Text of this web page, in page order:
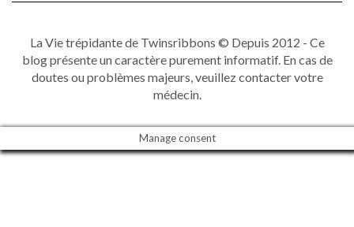
La Vie trépidante de Twinsribbons © Depuis 2012 - Ce
blog présente un caractère purement informatif. En cas de
doutes ou problèmes majeurs, veuillez contacter votre
médecin.
Manage consent